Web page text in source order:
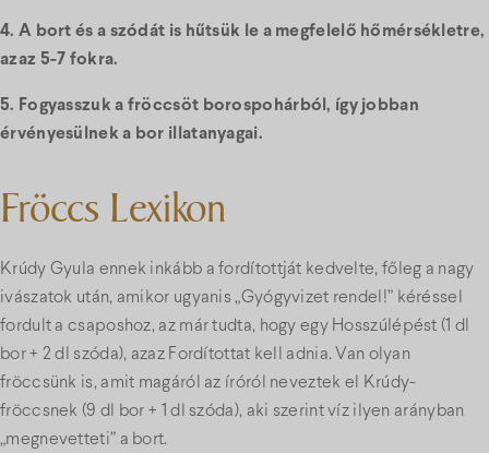
4. A bort és a szódát is hűtsük le a megfelelő hőmérsékletre,
azaz 5-7 fokra.
5. Fogyasszuk a fröccsöt borospohárból, így jobban
érvényesülnek a bor illatanyagai.
Fröccs Lexikon
Krúdy Gyula ennek inkább a fordítottját kedvelte, főleg a nagy
ivászatok után, amikor ugyanis „Gyógyvizet rendel!” kéréssel
fordult a csaposhoz, az már tudta, hogy egy Hosszúlépést (1 dl
bor + 2 dl szóda), azaz Fordítottat kell adnia. Van olyan
fröccsünk is, amit magáról az íróról neveztek el Krúdy-
fröccsnek (9 dl bor + 1 dl szóda), aki szerint víz ilyen arányban
„megnevetteti” a bort.